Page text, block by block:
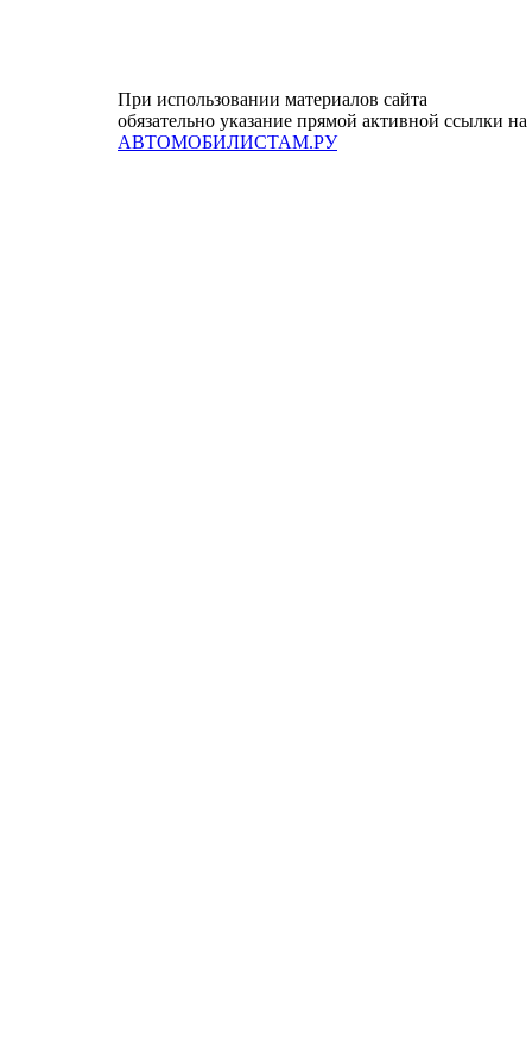
При использовании материалов сайта
обязательно указание прямой активной ссылки на
АВТОМОБИЛИСТАМ.РУ